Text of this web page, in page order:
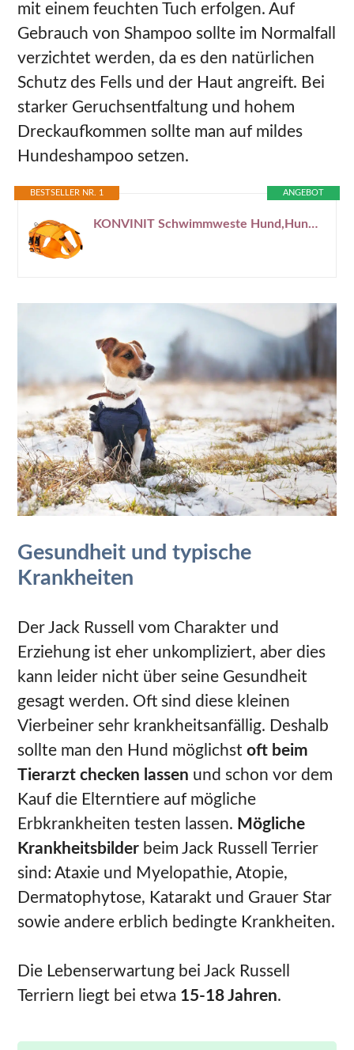
mit einem feuchten Tuch erfolgen. Auf
Gebrauch von Shampoo sollte im Normalfall
verzichtet werden, da es den natürlichen
Schutz des Fells und der Haut angreift. Bei
starker Geruchsentfaltung und hohem
Dreckaufkommen sollte man auf mildes
Hundeshampoo setzen.
ANGEBOT
BESTSELLER NR. 1
KONVINIT Schwimmweste Hund,Hundeschwimmweste,Schwimmwesten für Hunde -Dog Life Jacket für Kleine Mittel Große Hunde zum Bootfahren,Schwimmen,Surfen,Größenverstellbar mit Griff und Reflektoren
Gesundheit und typische
Krankheiten
Der Jack Russell vom Charakter und
Erziehung ist eher unkompliziert, aber dies
kann leider nicht über seine Gesundheit
gesagt werden. Oft sind diese kleinen
Vierbeiner sehr krankheitsanfällig. Deshalb
sollte man den Hund möglichst oft beim
Tierarzt checken lassen und schon vor dem
Kauf die Elterntiere auf mögliche
Erbkrankheiten testen lassen. Mögliche
Krankheitsbilder beim Jack Russell Terrier
sind: Ataxie und Myelopathie, Atopie,
Dermatophytose, Katarakt und Grauer Star
sowie andere erblich bedingte Krankheiten.
Die Lebenserwartung bei Jack Russell
Terriern liegt bei etwa 15-18 Jahren.